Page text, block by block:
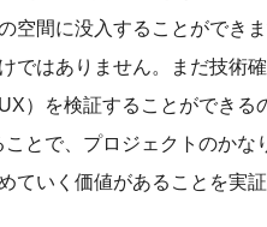
空間に没入することができ
ではありません。まだ技術
）を検証することができる
とで、プロジェクトのかな
いく価値があることを実証